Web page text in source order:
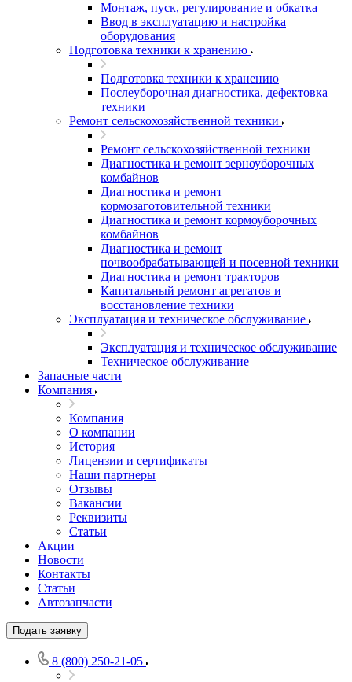
Монтаж, пуск, регулирование и обкатка
Ввод в эксплуатацию и настройка
оборудования
Подготовка техники к хранению
Подготовка техники к хранению
Послеуборочная диагностика, дефектовка
техники
Ремонт сельскохозяйственной техники
Ремонт сельскохозяйственной техники
Диагностика и ремонт зерноуборочных
комбайнов
Диагностика и ремонт
кормозаготовительной техники
Диагностика и ремонт кормоуборочных
комбайнов
Диагностика и ремонт
почвообрабатывающей и посевной техники
Диагностика и ремонт тракторов
Капитальный ремонт агрегатов и
восстановление техники
Эксплуатация и техническое обслуживание
Эксплуатация и техническое обслуживание
Техническое обслуживание
Запасные части
Компания
Компания
О компании
История
Лицензии и сертификаты
Наши партнеры
Отзывы
Вакансии
Реквизиты
Статьи
Акции
Новости
Контакты
Статьи
Автозапчасти
Подать заявку
8 (800) 250-21-05